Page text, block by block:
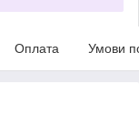
Оплата Умови